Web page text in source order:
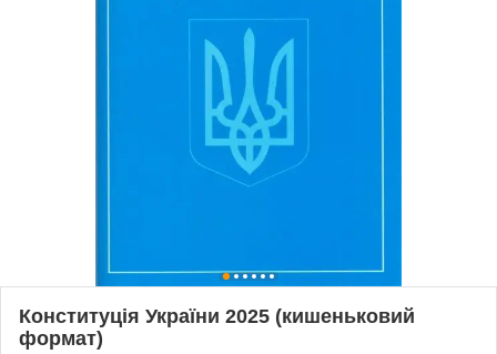
Конституція України 2025 (кишеньковий
формат)